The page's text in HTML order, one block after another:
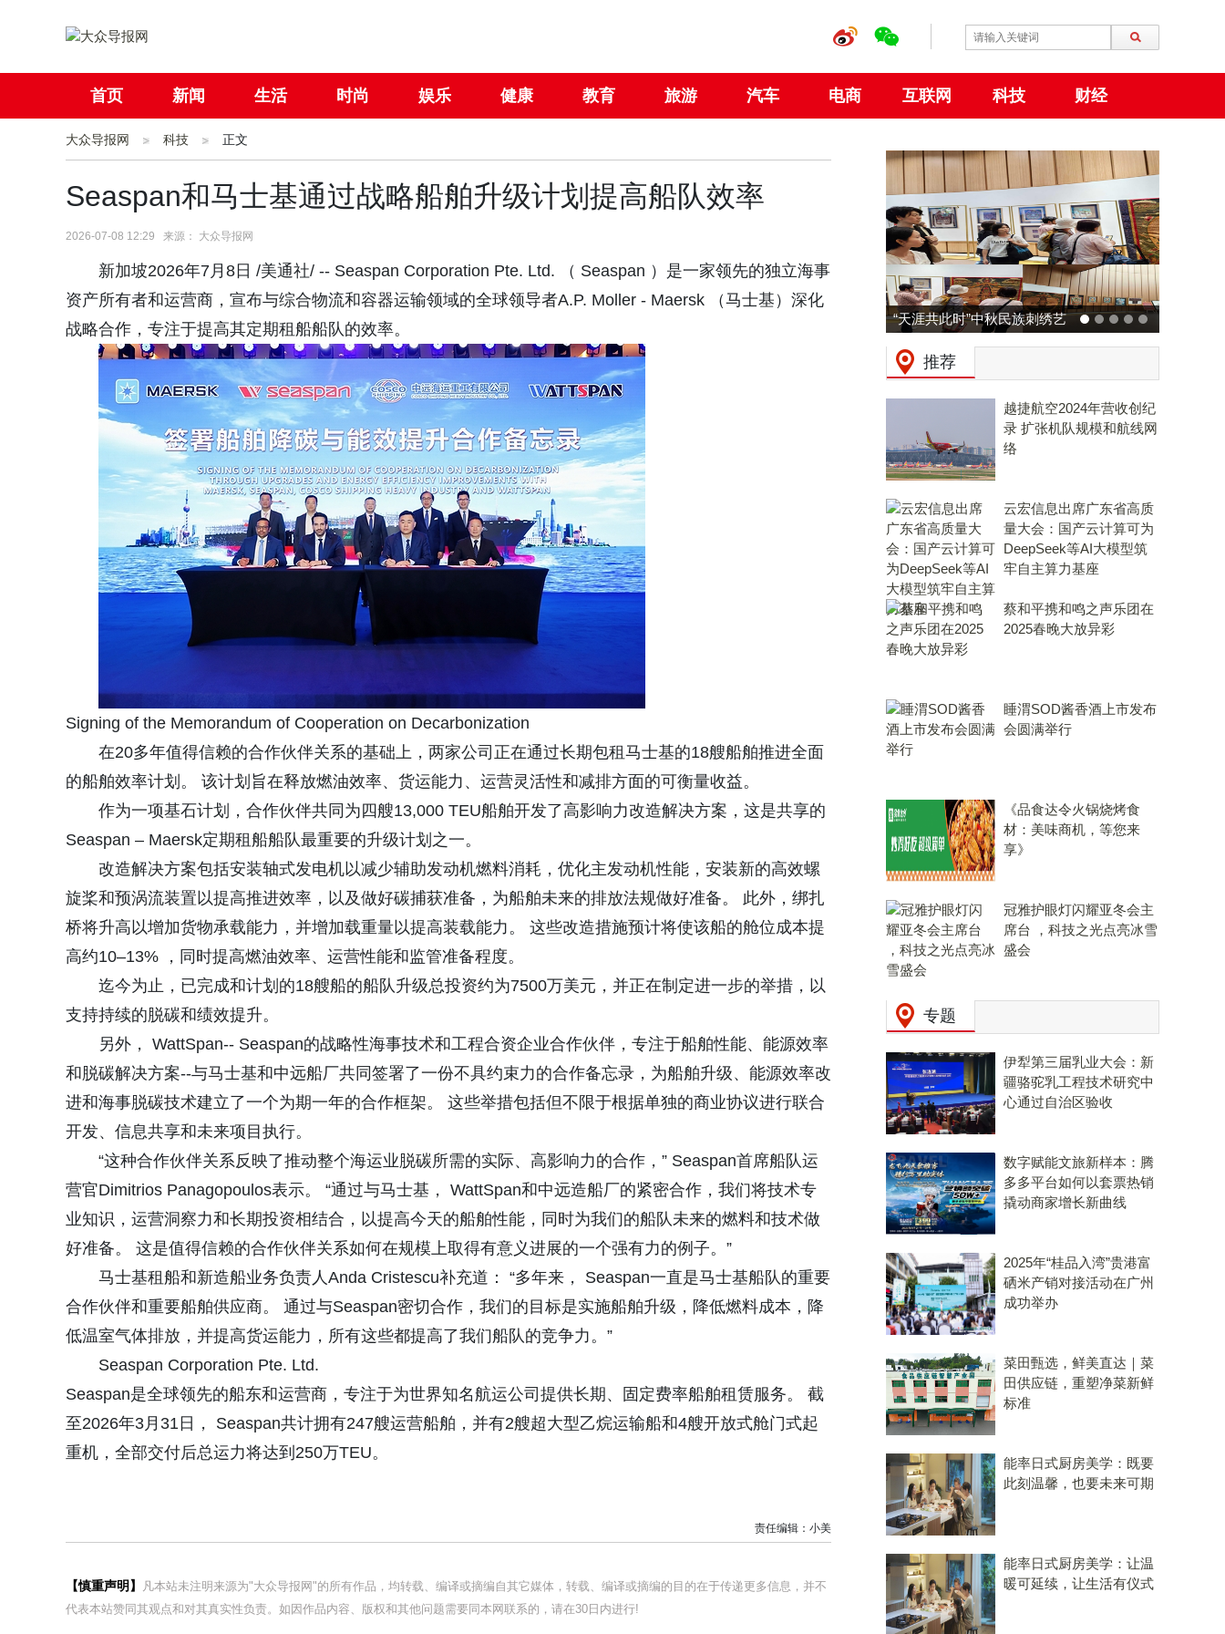
首页 新闻 生活 时尚 娱乐 健康 教育 旅游 汽车 电商 互联网 科技 财经
社会 国际
大众导报网 科技 正文
Seaspan和马士基通过战略船舶升级计划提高船队效率
2026-07-08 12:29 来源： 大众导报网
新加坡2026年7月8日 /美通社/ -- Seaspan Corporation Pte. Ltd. （ Seaspan ）是一家领先的独立海事
资产所有者和运营商，宣布与综合物流和容器运输领域的全球领导者A.P. Moller - Maersk （马士基）深化
战略合作，专注于提高其定期租船船队的效率。
Signing of the Memorandum of Cooperation on Decarbonization
在20多年值得信赖的合作伙伴关系的基础上，两家公司正在通过长期包租马士基的18艘船舶推进全面
的船舶效率计划。 该计划旨在释放燃油效率、货运能力、运营灵活性和减排方面的可衡量收益。
作为一项基石计划，合作伙伴共同为四艘13,000 TEU船舶开发了高影响力改造解决方案，这是共享的
Seaspan – Maersk定期租船船队最重要的升级计划之一。
改造解决方案包括安装轴式发电机以减少辅助发动机燃料消耗，优化主发动机性能，安装新的高效螺
旋桨和预涡流装置以提高推进效率，以及做好碳捕获准备，为船舶未来的排放法规做好准备。 此外，绑扎
桥将升高以增加货物承载能力，并增加载重量以提高装载能力。 这些改造措施预计将使该船的舱位成本提
高约10–13% ，同时提高燃油效率、运营性能和监管准备程度。
迄今为止，已完成和计划的18艘船的船队升级总投资约为7500万美元，并正在制定进一步的举措，以
支持持续的脱碳和绩效提升。
另外， WattSpan-- Seaspan的战略性海事技术和工程合资企业合作伙伴，专注于船舶性能、能源效率
和脱碳解决方案--与马士基和中远船厂共同签署了一份不具约束力的合作备忘录，为船舶升级、能源效率改
进和海事脱碳技术建立了一个为期一年的合作框架。 这些举措包括但不限于根据单独的商业协议进行联合
开发、信息共享和未来项目执行。
“这种合作伙伴关系反映了推动整个海运业脱碳所需的实际、高影响力的合作，” Seaspan首席船队运
营官Dimitrios Panagopoulos表示。 “通过与马士基， WattSpan和中远造船厂的紧密合作，我们将技术专
业知识，运营洞察力和长期投资相结合，以提高今天的船舶性能，同时为我们的船队未来的燃料和技术做
好准备。 这是值得信赖的合作伙伴关系如何在规模上取得有意义进展的一个强有力的例子。”
马士基租船和新造船业务负责人Anda Cristescu补充道： “多年来， Seaspan一直是马士基船队的重要
合作伙伴和重要船舶供应商。 通过与Seaspan密切合作，我们的目标是实施船舶升级，降低燃料成本，降
低温室气体排放，并提高货运能力，所有这些都提高了我们船队的竞争力。”
Seaspan Corporation Pte. Ltd.
Seaspan是全球领先的船东和运营商，专注于为世界知名航运公司提供长期、固定费率船舶租赁服务。 截
至2026年3月31日， Seaspan共计拥有247艘运营船舶，并有2艘超大型乙烷运输船和4艘开放式舱门式起
重机，全部交付后总运力将达到250万TEU。
责任编辑：小美
【慎重声明】
凡本站未注明来源为"大众导报网"的所有作品，均转载、编译或摘编自其它媒体，转载、编译或摘编的目的在于传递更多信息，并不
代表本站赞同其观点和对其真实性负责。如因作品内容、版权和其他问题需要同本网联系的，请在30日内进行!
“天涯共此时”中秋民族刺绣艺
术特展 在大阪世博会中国馆
成功举行
推荐
越捷航空2024年营收创纪
录 扩张机队规模和航线网
络
云宏信息出席广东省高质
量大会：国产云计算可为
DeepSeek等AI大模型筑
牢自主算力基座
蔡和平携和鸣之声乐团在
2025春晚大放异彩
睡渭SOD酱香酒上市发布
会圆满举行
《品食达令火锅烧烤食
材：美味商机，等您来
享》
冠雅护眼灯闪耀亚冬会主
席台 ，科技之光点亮冰雪
盛会
专题
伊犁第三届乳业大会：新
疆骆驼乳工程技术研究中
心通过自治区验收
数字赋能文旅新样本：腾
多多平台如何以套票热销
撬动商家增长新曲线
2025年“桂品入湾”贵港富
硒米产销对接活动在广州
成功举办
菜田甄选，鲜美直达｜菜
田供应链，重塑净菜新鲜
标准
能率日式厨房美学：既要
此刻温馨，也要未来可期
能率日式厨房美学：让温
暖可延续，让生活有仪式